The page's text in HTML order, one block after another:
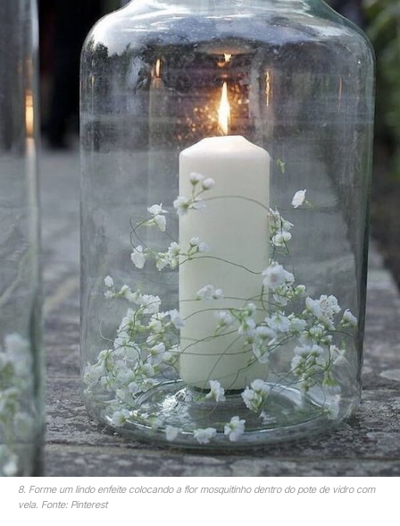
8. Forme um lindo enfeite colocando a flor mosquitinho dentro do pote de vidro com
vela. Fonte: Pinterest